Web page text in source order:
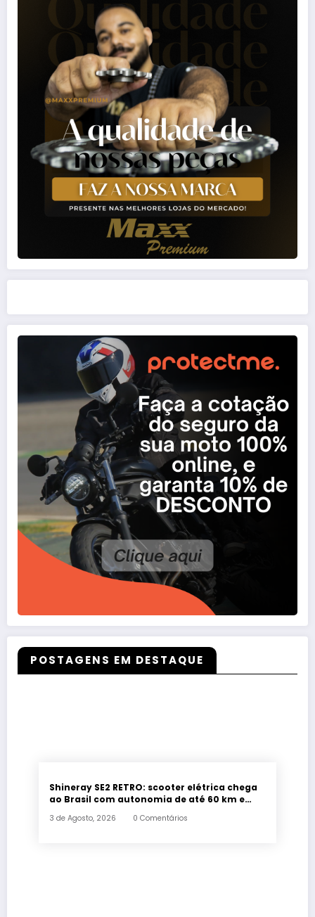
POSTAGENS EM DESTAQUE
Shineray SE2 RETRO: scooter elétrica chega
ao Brasil com autonomia de até 60 km e
3 de Agosto, 2026 0 Comentários